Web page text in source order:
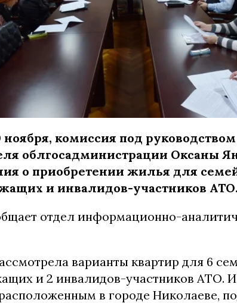
ноября, комиссия под
облгосадминистрации Оксаны
о приобретении жилья для
и инвалидов-участников АТО.
отдел информационно-
варианты квартир для 6
и 2 инвалидов-участников АТО.
в городе Николаеве,